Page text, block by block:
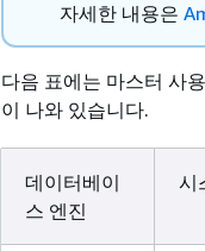
자세한 내용은
다음 표에는 마스터 사
이 나와 있습니다.
데이터베이
스 엔진
시